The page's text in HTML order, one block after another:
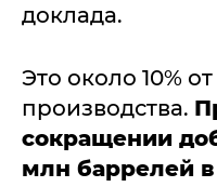
доклада.
Это около 10%
производства.
сокращении
млн баррелей